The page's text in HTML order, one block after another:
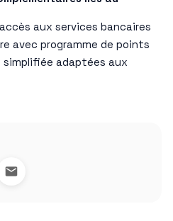
aux services bancaires
avec programme de points
adaptées aux